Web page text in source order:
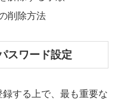
削除方法
スワード設定
する上で、最も重要な